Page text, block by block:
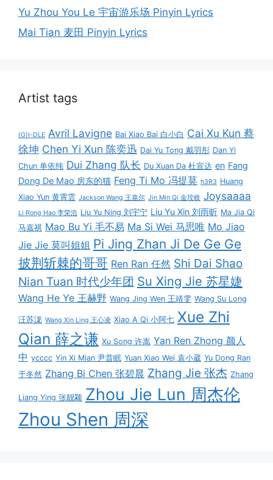
Yu Zhou You Le 宇宙游乐场 Pinyin Lyrics
Mai Tian 麦田 Pinyin Lyrics
Artist tags
(G)I-DLE Avril Lavigne Bai Xiao Bai 白小白 Cai Xu Kun 蔡
徐坤 Chen Yi Xun 陈奕迅 Dai Yu Tong 戴羽彤 Dan Yi
Chun 单依纯 Dui Zhang 队长 Du Xuan Da 杜宣达 en Fang
Dong De Mao 房东的猫 Feng Ti Mo 冯提莫 h3R3 Huang
Xiao Yun 黄霄雲 Jackson Wang 王嘉尔 Jin Min Qi 金玟岐 Joysaaaa
Li Rong Hao 李荣浩 Liu Yu Ning 刘宇宁 Liu Yu Xin 刘雨昕 Ma Jia Qi
马嘉祺 Mao Bu Yi 毛不易 Ma Si Wei 马思唯 Mo Jiao
Jie Jie 莫叫姐姐 Pi Jing Zhan Ji De Ge Ge
披荆斩棘的哥哥 Ren Ran 任然 Shi Dai Shao
Nian Tuan 时代少年团 Su Xing Jie 苏星婕
Wang He Ye 王赫野 Wang Jing Wen 王靖雯 Wang Su Long
汪苏泷 Wang Xin Ling 王心凌 Xiao A Qi 小阿七 Xue Zhi
Qian 薛之谦 Xu Song 许嵩 Yan Ren Zhong 颜人
中 ycccc Yin Xi Mian 尹昔眠 Yuan Xiao Wei 袁小葳 Yu Dong Ran
于冬然 Zhang Bi Chen 张碧晨 Zhang Jie 张杰 Zhang
Liang Ying 张靓颖 Zhou Jie Lun 周杰伦
Zhou Shen 周深